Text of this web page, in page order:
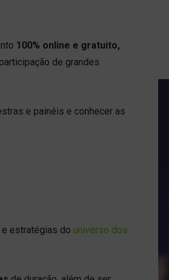
100% online e gratuito,
de grandes
e painéis e conhecer as
estratégias do universo dos